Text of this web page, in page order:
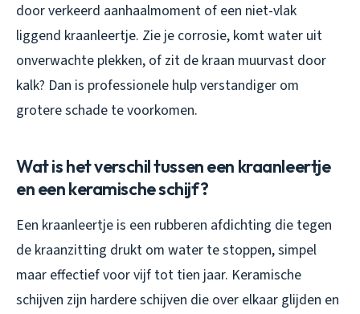
door verkeerd aanhaalmoment of een niet-vlak
liggend kraanleertje. Zie je corrosie, komt water uit
onverwachte plekken, of zit de kraan muurvast door
kalk? Dan is professionele hulp verstandiger om
grotere schade te voorkomen.
Wat is het verschil tussen een kraanleertje
en een keramische schijf?
Een kraanleertje is een rubberen afdichting die tegen
de kraanzitting drukt om water te stoppen, simpel
maar effectief voor vijf tot tien jaar. Keramische
schijven zijn hardere schijven die over elkaar glijden en